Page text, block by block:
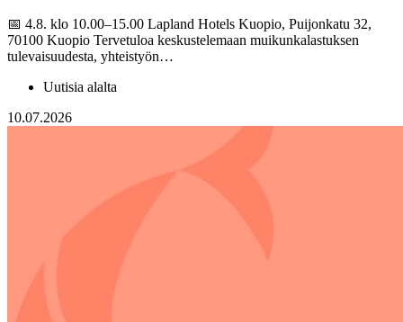
📅 4.8. klo 10.00–15.00 Lapland Hotels Kuopio, Puijonkatu 32,
70100 Kuopio Tervetuloa keskustelemaan muikunkalastuksen
tulevaisuudesta, yhteistyön…
Uutisia alalta
10.07.2026